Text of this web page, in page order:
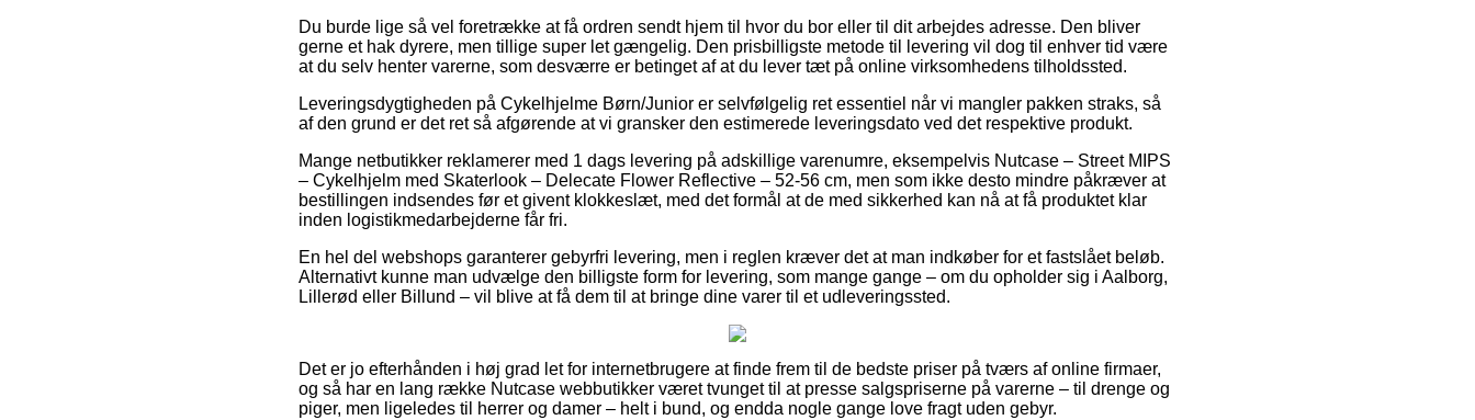
Du burde lige så vel foretrække at få ordren sendt hjem til hvor du bor eller til dit arbejdes adresse. Den bliver
gerne et hak dyrere, men tillige super let gængelig. Den prisbilligste metode til levering vil dog til enhver tid være
at du selv henter varerne, som desværre er betinget af at du lever tæt på online virksomhedens tilholdssted.
Leveringsdygtigheden på Cykelhjelme Børn/Junior er selvfølgelig ret essentiel når vi mangler pakken straks, så
af den grund er det ret så afgørende at vi gransker den estimerede leveringsdato ved det respektive produkt.
Mange netbutikker reklamerer med 1 dags levering på adskillige varenumre, eksempelvis Nutcase – Street MIPS
– Cykelhjelm med Skaterlook – Delecate Flower Reflective – 52-56 cm, men som ikke desto mindre påkræver at
bestillingen indsendes før et givent klokkeslæt, med det formål at de med sikkerhed kan nå at få produktet klar
inden logistikmedarbejderne får fri.
En hel del webshops garanterer gebyrfri levering, men i reglen kræver det at man indkøber for et fastslået beløb.
Alternativt kunne man udvælge den billigste form for levering, som mange gange – om du opholder sig i Aalborg,
Lillerød eller Billund – vil blive at få dem til at bringe dine varer til et udleveringssted.
Det er jo efterhånden i høj grad let for internetbrugere at finde frem til de bedste priser på tværs af online firmaer,
og så har en lang række Nutcase webbutikker været tvunget til at presse salgspriserne på varerne – til drenge og
piger, men ligeledes til herrer og damer – helt i bund, og endda nogle gange love fragt uden gebyr.